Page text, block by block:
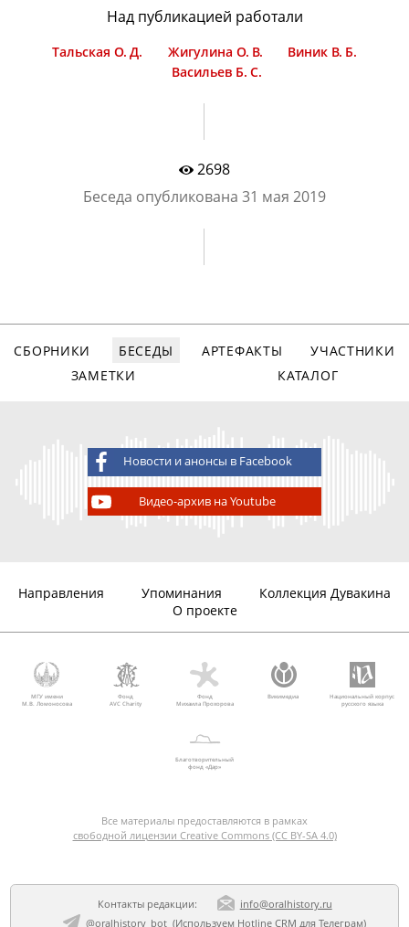
Над публикацией работали
Тальская О. Д. Жигулина О. В.
Виник В. Б.
Васильев Б. С.
2698
Беседа опубликована 31 мая 2019
СБОРНИКИ БЕСЕДЫ АРТЕФАКТЫ
УЧАСТНИКИ
ЗАМЕТКИ
КАТАЛОГ
Новости и анонсы в Facebook
Видео-архив на Youtube
Направления Упоминания
Коллекция Дувакина
О проекте
МГУ имени
М.В. Ломоносова
Фонд
AVC Charity
Фонд
Михаила Прохорова
Викимедиа
Национальный корпус
русского языка
Благотворительный
фонд «Дар»
Все материалы предоставляются в рамках
свободной лицензии Creative Commons (CC BY-SA 4.0)
Контакты редакции:
info@oralhistory.ru
@oralhistory_bot(Используем Hotline CRM для Телеграм)